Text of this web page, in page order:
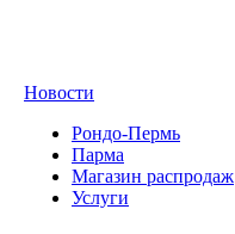
Новости
Рондо-Пермь
Парма
Магазин распродаж
Услуги